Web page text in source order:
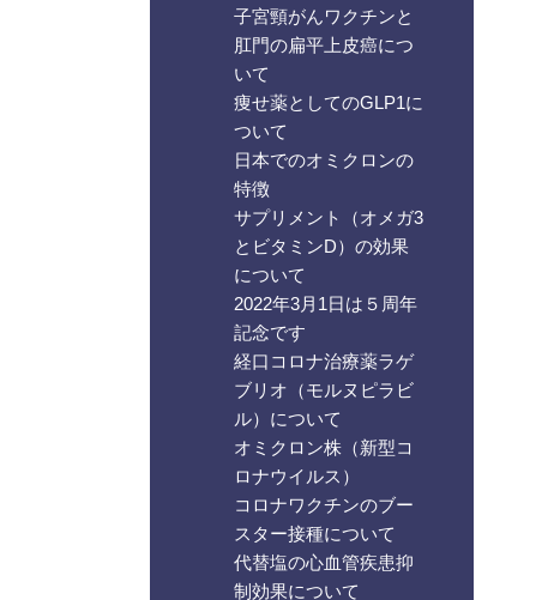
子宮頸がんワクチンと
肛門の扁平上皮癌につ
いて
痩せ薬としてのGLP1に
ついて
日本でのオミクロンの
特徴
サプリメント（オメガ3
とビタミンD）の効果
について
2022年3月1日は５周年
記念です
経口コロナ治療薬ラゲ
ブリオ（モルヌピラビ
ル）について
オミクロン株（新型コ
ロナウイルス）
コロナワクチンのブー
スター接種について
代替塩の心血管疾患抑
制効果について